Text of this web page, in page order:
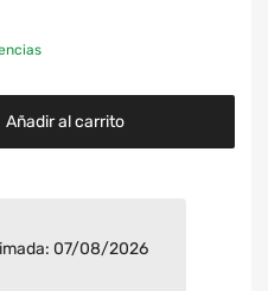
Añadir al carrito
07/08/2026